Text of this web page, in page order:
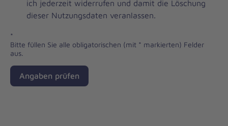
ich jederzeit widerrufen und damit die Löschung
dieser Nutzungsdaten veranlassen.
*
Bitte füllen Sie alle obligatorischen (mit * markierten) Felder
aus.
Angaben prüfen